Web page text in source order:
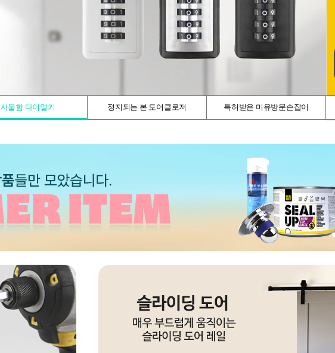
사물함 다이얼키 정지되는 본 도어클로저 특허받은 미유방문손잡이